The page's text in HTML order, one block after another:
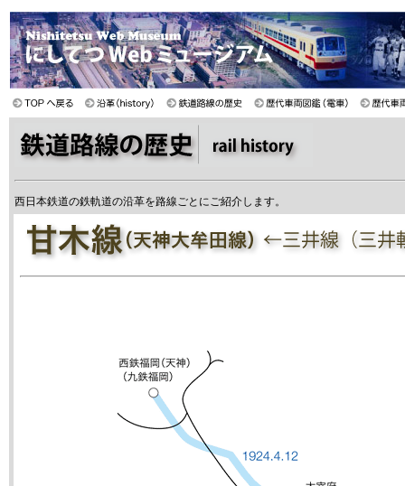
西日本鉄道の鉄軌道の沿革を路線ごとにご紹介します。